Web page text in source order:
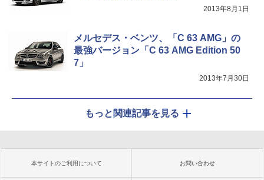
2013年8月1日
メルセデス・ベンツ、「C 63 AMG」の
最強バージョン「C 63 AMG Edition 50
7」
2013年7月30日
もっと関連記事を見る
本サイトのご利用について お問い合わせ